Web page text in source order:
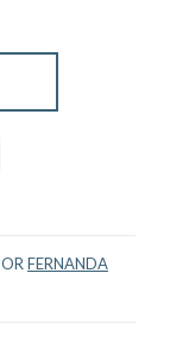
LinkedIn
FERNANDA